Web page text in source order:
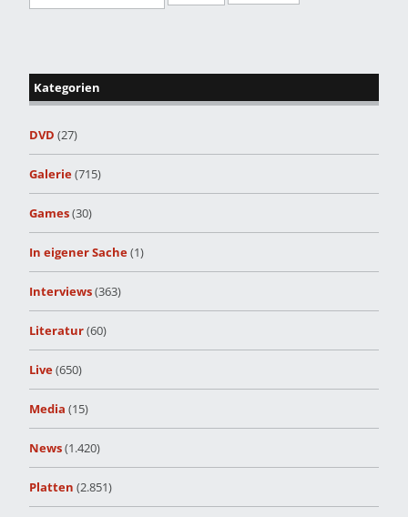
Kategorien
DVD (27)
Galerie(715)
Games(30)
In eigener Sache(1)
Interviews(363)
Literatur(60)
Live(650)
Media (15)
News(1.420)
Platten (2.851)